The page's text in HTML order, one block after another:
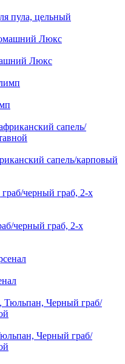
пула, цельный
Люкс
сапель/карповый
черный граб, 2-х
Черный граб/